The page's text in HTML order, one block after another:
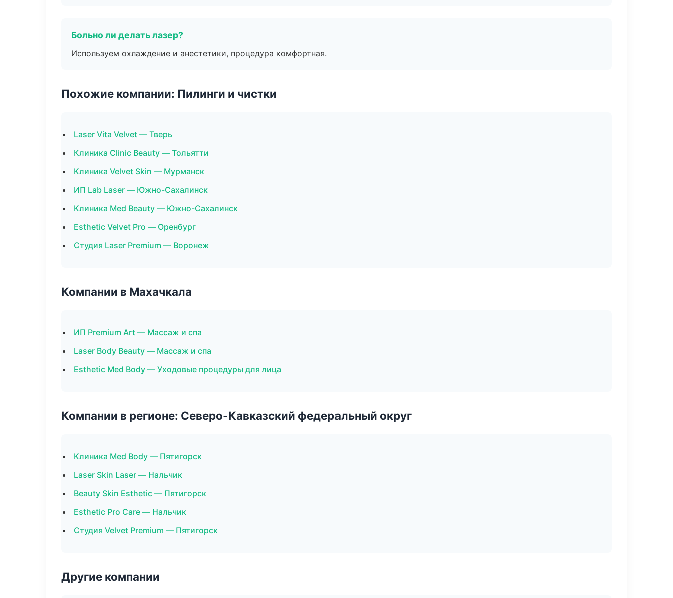
Больно ли делать лазер?
Используем охлаждение и анестетики, процедура комфортная.
Похожие компании: Пилинги и чистки
Laser Vita Velvet — Тверь
Клиника Clinic Beauty — Тольятти
Клиника Velvet Skin — Мурманск
ИП Lab Laser — Южно-Сахалинск
Клиника Med Beauty — Южно-Сахалинск
Esthetic Velvet Pro — Оренбург
Студия Laser Premium — Воронеж
Компании в Махачкала
ИП Premium Art — Массаж и спа
Laser Body Beauty — Массаж и спа
Esthetic Med Body — Уходовые процедуры для лица
Компании в регионе: Северо-Кавказский федеральный округ
Клиника Med Body — Пятигорск
Laser Skin Laser — Нальчик
Beauty Skin Esthetic — Пятигорск
Esthetic Pro Care — Нальчик
Студия Velvet Premium — Пятигорск
Другие компании